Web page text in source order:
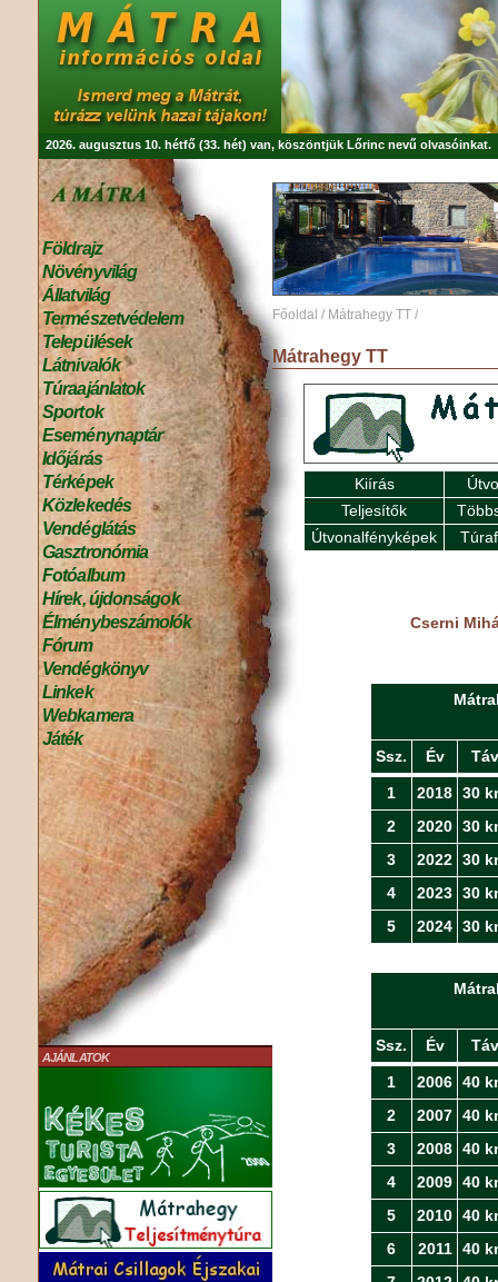
2026. augusztus 10. hétfő (33. hét) van, köszöntjük Lőrinc nevű olvasóinkat.
Földrajz
Növényvilág
Állatvilág
Természetvédelem
Települések
Látnivalók
Túraajánlatok
Sportok
Eseménynaptár
Időjárás
Térképek
Közlekedés
Vendéglátás
Gasztronómia
Fotóalbum
Hírek, újdonságok
Élménybeszámolók
Fórum
Vendégkönyv
Linkek
Webkamera
Játék
AJÁNLATOK
Főoldal / Mátrahegy TT /
Mátrahegy TT
Kiírás
Teljesítők
Útvonalfényképek
Cserni
Ssz. Év Táv
1 2018 30
2
2020 30
3
2022 30
4
2023 30
5
2024 30
Ssz. Év Táv
1 2006 40
2
2007 40
3
2008 40
4
2009 40
5
2010 40
6
2011 40